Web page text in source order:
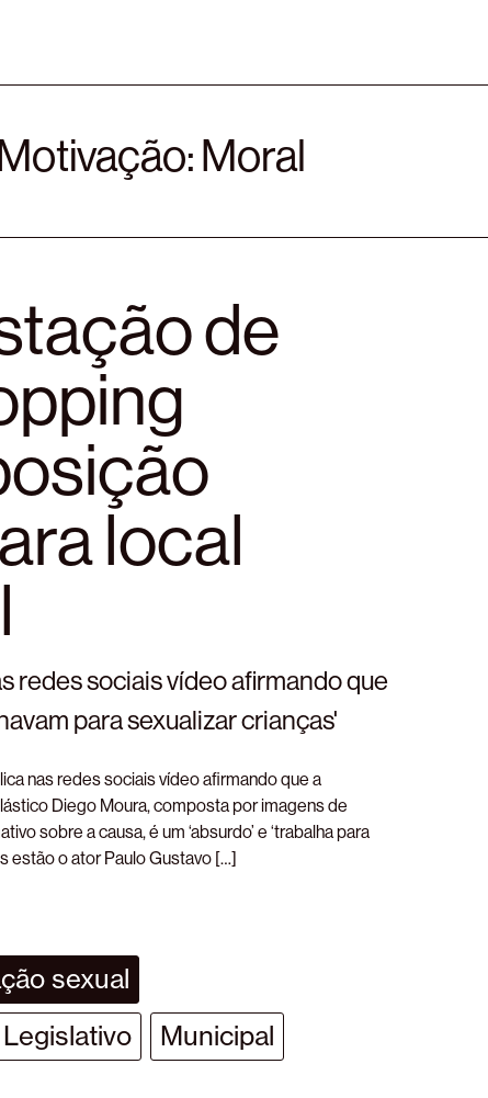
Moral
de
local
redes sociais vídeo afirmando que
para sexualizar crianças'
nas redes sociais vídeo afirmando que a
Diego Moura, composta por imagens de
sobre a causa, é um ‘absurdo’ e ‘trabalha para
estão o ator Paulo Gustavo […]
sexual
Legislativo Municipal